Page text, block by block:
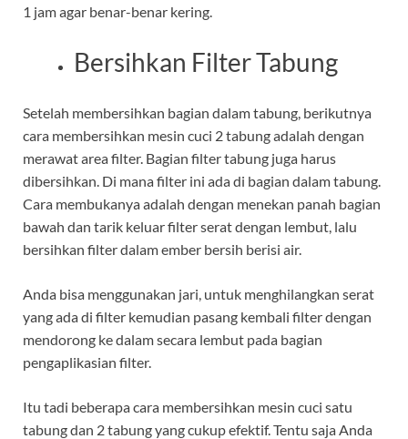
1 jam agar benar-benar kering.
Bersihkan Filter Tabung
Setelah membersihkan bagian dalam tabung, berikutnya
cara membersihkan mesin cuci 2 tabung adalah dengan
merawat area filter. Bagian filter tabung juga harus
dibersihkan. Di mana filter ini ada di bagian dalam tabung.
Cara membukanya adalah dengan menekan panah bagian
bawah dan tarik keluar filter serat dengan lembut, lalu
bersihkan filter dalam ember bersih berisi air.
Anda bisa menggunakan jari, untuk menghilangkan serat
yang ada di filter kemudian pasang kembali filter dengan
mendorong ke dalam secara lembut pada bagian
pengaplikasian filter.
Itu tadi beberapa cara membersihkan mesin cuci satu
tabung dan 2 tabung yang cukup efektif. Tentu saja Anda